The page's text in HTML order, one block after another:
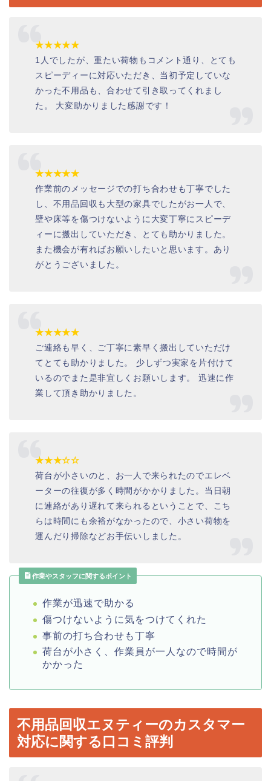
★★★★★
1 人でしたが、重たい荷物もコメント通り、とても
スピーディーに対応いただき、当初予定していな
かった不用品も、合わせて引き取ってくれまし
た。 大変助かりました感謝です！
★★★★★
作業前のメッセージでの打ち合わせも丁寧でした
し、不用品回収も大型の家具でしたがお一人で、
壁や床等を傷つけないように大変丁寧にスピーデ
ィーに搬出していただき、とても助かりました。
また機会が有ればお願いしたいと思います。あり
がとうございました。
★★★★★
ご連絡も早く、ご丁寧に素早く搬出していただけ
てとても助かりました。 少しずつ実家を片付けて
いるのでまた是非宜しくお願いします。 迅速に作
業して頂き助かりました。
★★★☆☆
荷台が小さいのと、お一人で来られたのでエレベ
ーターの往復が多く時間がかかりました。当日朝
に連絡があり遅れて来られるということで、こち
らは時間にも余裕がなかったので、小さい荷物を
運んだり掃除などお手伝いしました。
作業やスタッフに関するポイント
作業が迅速で助かる
傷つけないように気をつけてくれた
事前の打ち合わせも丁寧
荷台が小さく、作業員が一人なので時間が
かかった
不用品回収エヌティーのカスタマー
対応に関する口コミ評判